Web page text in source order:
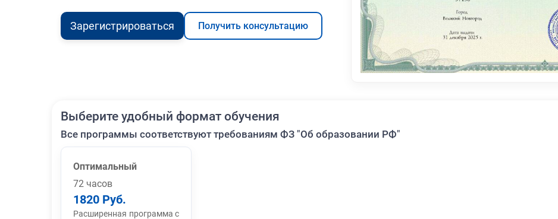
Зарегистрироваться Получить консультацию
Выберите удобный формат обучения
Все программы соответствуют требованиям ФЗ "Об образовании РФ"
Оптимальный
72 часов
1820 Руб.
Расширенная программа с